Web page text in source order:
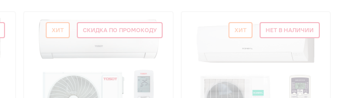
ХИТ СКИДКА ПО ПРОМОКОДУ ХИТ НЕТ В НАЛИЧИИ